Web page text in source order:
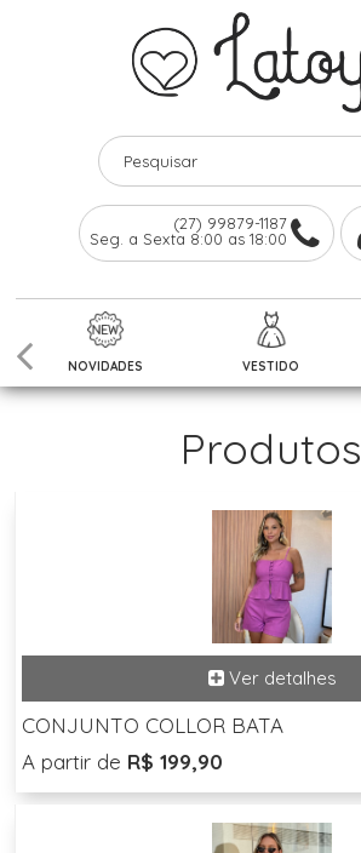
(27) 99879-1187
Seg. a Sexta 8:00 as 18:00
NOVIDADES VESTIDO
Produtos
CONJUNTO COLLOR BATA
A partir de R$ 199,90